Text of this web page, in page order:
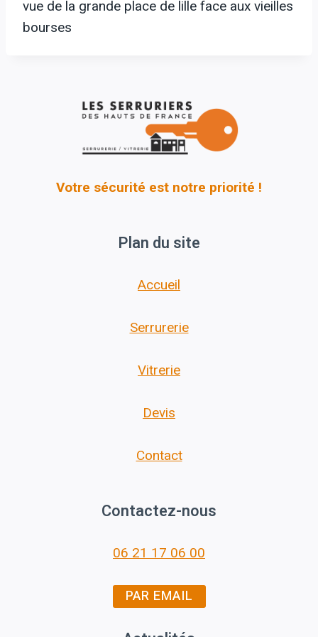
vue de la grande place de lille face aux vieilles
bourses
Votre sécurité est notre priorité !
Plan du site
Accueil
Serrurerie
Vitrerie
Devis
Contact
Contactez-nous
06 21 17 06 00
PAR EMAIL